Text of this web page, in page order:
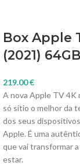
Box Apple
(2021) 64GB
219.00€
A nova Apple TV 4K
só sítio o melhor da
dos seus
Apple. É uma
que vai transformar a
estar.